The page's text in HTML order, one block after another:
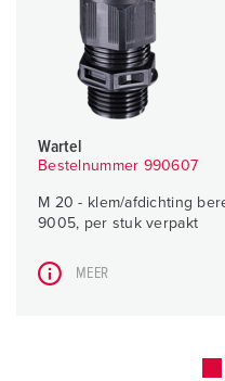
Wartel
Bestelnummer 990607
M 20 - klem/afdichting
9005, per stuk verpakt
MEER